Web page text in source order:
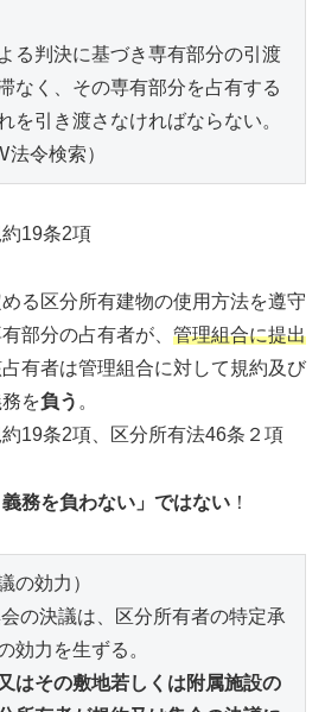
る判決に基づき専有部分の引渡
なく、その専有部分を占有する
を引き渡さなければならない。
令検索）
19条2項
る区分所有建物の使用方法を遵守
有部分の占有者が、 管理組合に提出
占有者は管理組合に対して規約及び
を負う 。
約19条2項、区分所有法46条２項
義務を負わない」ではない ！
の効力）
の決議は、区分所有者の特定承
効力を生ずる。
はその敷地若しくは附属施設の